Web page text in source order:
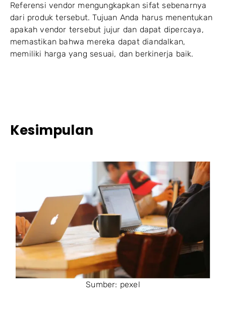
Referensi vendor mengungkapkan sifat sebenarnya
dari produk tersebut. Tujuan Anda harus menentukan
apakah vendor tersebut jujur dan dapat dipercaya,
memastikan bahwa mereka dapat diandalkan,
memiliki harga yang sesuai, dan berkinerja baik.
Kesimpulan
Sumber: pexel